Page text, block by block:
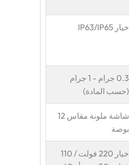
خيار IP63/IP65
0.3 جرام - 1 جرام
(حسب المادة)
شاشة ملونة مقاس 12
بوصة
خيار 220 فولت / 110